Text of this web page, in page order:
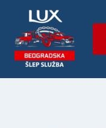
content